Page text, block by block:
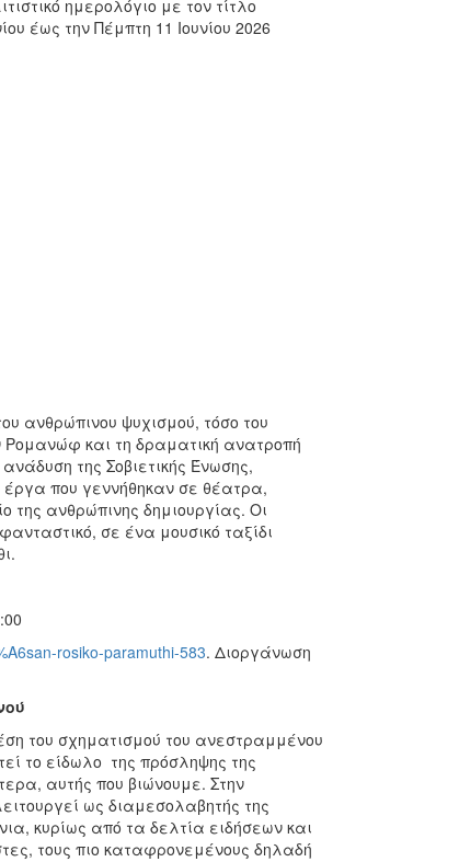
ημερολόγιο με τον τίτλο
έως την Πέμπτη 11 Ιουνίου 2026
ανθρώπινου ψυχισμού, τόσο του
Ρομανώφ και τη δραματική ανατροπή
της Σοβιετικής Ένωσης,
που γεννήθηκαν σε θέατρα,
της ανθρώπινης δημιουργίας. Οι
σε ένα μουσικό ταξίδι
rosiko-paramuthi-583. Διοργάνωση
του σχηματισμού του ανεστραμμένου
το είδωλο της πρόσληψης της
αυτής που βιώνουμε. Στην
ως διαμεσολαβητής της
κυρίως από τα δελτία ειδήσεων και
τους πιο καταφρονεμένους δηλαδή